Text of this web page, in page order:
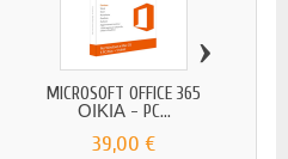
MICROSOFT OFFICE 365
ΟΙΚΙΑ - PC...
39,00 €
›